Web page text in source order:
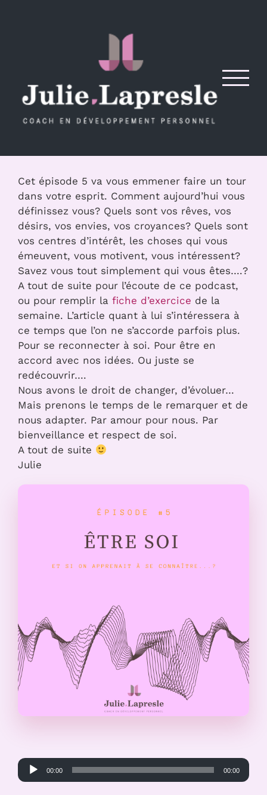
Cet épisode 5 va vous emmener faire un tour
dans votre esprit. Comment aujourd’hui vous
définissez vous? Quels sont vos rêves, vos
désirs, vos envies, vos croyances? Quels sont
vos centres d’intérêt, les choses qui vous
émeuvent, vous motivent, vous intéressent?
Savez vous tout simplement qui vous êtes….?
A tout de suite pour l’écoute de ce podcast,
ou pour remplir la fiche d’exercice de la
semaine. L’article quant à lui s’intéressera à
ce temps que l’on ne s’accorde parfois plus.
Pour se reconnecter à soi. Pour être en
accord avec nos idées. Ou juste se
redécouvrir….
Nous avons le droit de changer, d’évoluer…
Mais prenons le temps de le remarquer et de
nous adapter. Par amour pour nous. Par
bienveillance et respect de soi.
A tout de suite
Julie
Lecteur
audio
00:00 00:00